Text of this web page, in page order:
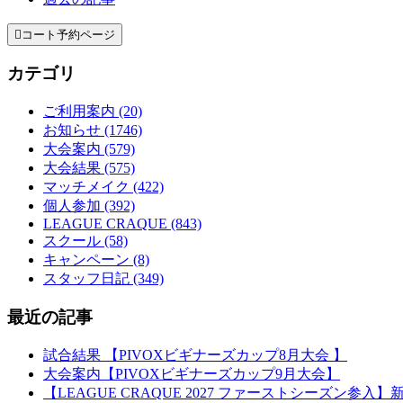
 コート予約ページ
カテゴリ
ご利用案内 (20)
お知らせ (1746)
大会案内 (579)
大会結果 (575)
マッチメイク (422)
個人参加 (392)
LEAGUE CRAQUE (843)
スクール (58)
キャンペーン (8)
スタッフ日記 (349)
最近の記事
試合結果 【PIVOXビギナーズカップ8月大会 】
大会案内【PIVOXビギナーズカップ9月大会】
【LEAGUE CRAQUE 2027 ファーストシーズン参入】